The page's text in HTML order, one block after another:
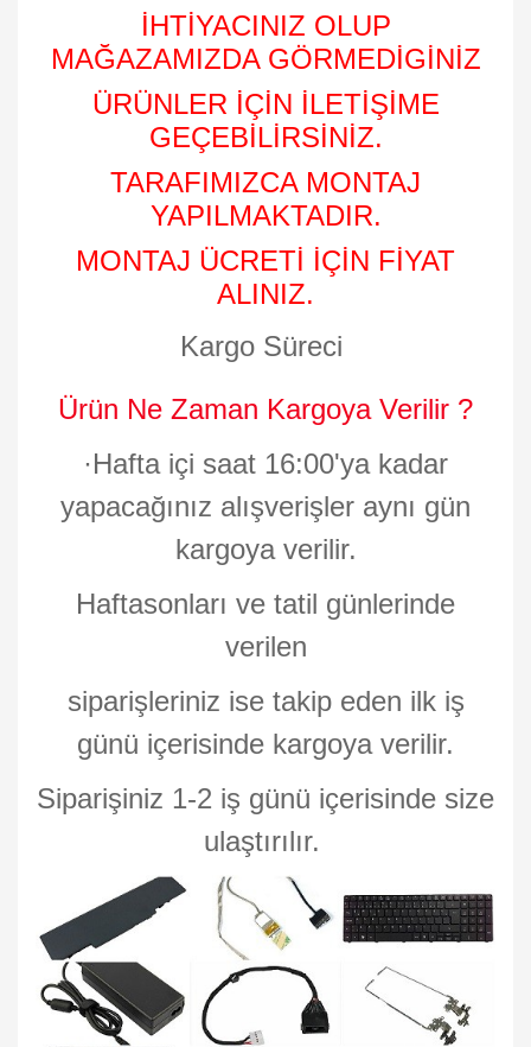
İHTİYACINIZ OLUP
MAĞAZAMIZDA GÖRMEDİGİNİZ
ÜRÜNLER İÇİN İLETİŞİME
GEÇEBİLİRSİNİZ.
TARAFIMIZCA MONTAJ
YAPILMAKTADIR.
MONTAJ ÜCRETİ İÇİN FİYAT
ALINIZ.
Kargo Süreci
Ürün Ne Zaman Kargoya Verilir ?
·Hafta içi saat 16:00'ya kadar
yapacağınız alışverişler aynı gün
kargoya verilir.
Haftasonları ve tatil günlerinde
verilen
siparişleriniz ise takip eden ilk iş
günü içerisinde kargoya verilir.
Siparişiniz 1-2 iş günü içerisinde size
ulaştırılır.